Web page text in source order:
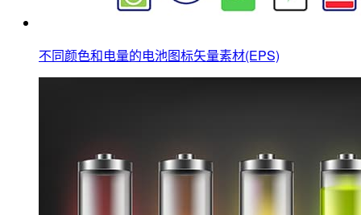
不同颜色和电量的电池图标矢量素材(EPS)